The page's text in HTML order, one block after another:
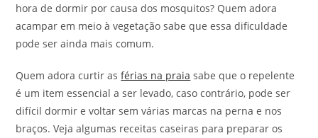
hora de dormir por causa dos mosquitos? Quem adora
acampar em meio à vegetação sabe que essa dificuldade
pode ser ainda mais comum.
Quem adora curtir asférias na praia sabe que o repelente
é um item essencial a ser levado, caso contrário, pode ser
difícil dormir e voltar sem várias marcas na perna e nos
braços. Veja algumas receitas caseiras para preparar os